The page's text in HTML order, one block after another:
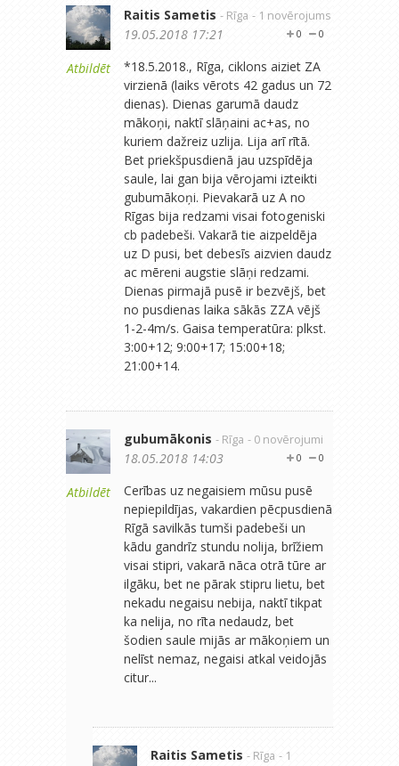
Atbildēt
Raitis Sametis - Rīga - 1 novērojums
0
0
19.05.2018 17:21
*18.5.2018., Rīga, ciklons aiziet ZA
virzienā (laiks vērots 42 gadus un 72
dienas). Dienas garumā daudz
mākoņi, naktī slāņaini ac+as, no
kuriem dažreiz uzlija. Lija arī rītā.
Bet priekšpusdienā jau uzspīdēja
saule, lai gan bija vērojami izteikti
gubumākoņi. Pievakarā uz A no
Rīgas bija redzami visai fotogeniski
cb padebeši. Vakarā tie aizpeldēja
uz D pusi, bet debesīs aizvien daudz
ac mēreni augstie slāņi redzami.
Dienas pirmajā pusē ir bezvējš, bet
no pusdienas laika sākās ZZA vējš
1-2-4m/s. Gaisa temperatūra: plkst.
3:00+12; 9:00+17; 15:00+18;
21:00+14.
Atbildēt
gubumākonis - Rīga - 0 novērojumi
0
0
18.05.2018 14:03
Cerības uz negaisiem mūsu pusē
nepiepildījas, vakardien pēcpusdienā
Rīgā savilkās tumši padebeši un
kādu gandrīz stundu nolija, brīžiem
visai stipri, vakarā nāca otrā tūre ar
ilgāku, bet ne pārak stipru lietu, bet
nekadu negaisu nebija, naktī tikpat
ka nelija, no rīta nedaudz, bet
šodien saule mijās ar mākoņiem un
nelīst nemaz, negaisi atkal veidojās
citur...
Raitis Sametis - Rīga - 1